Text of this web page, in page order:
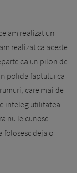
am realizat un
realizat ca aceste
ca un pilon de
pofida faptului ca
care mai de
inteleg utilitatea
nu le cunosc
folosesc deja o